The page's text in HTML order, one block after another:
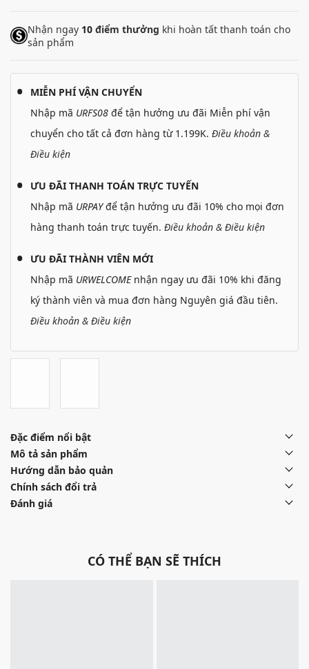
Nhận ngay 10 điểm thưởng khi hoàn tất thanh toán cho
sản phẩm
MIỄN PHÍ VẬN CHUYỂN
Nhập mã URFS08 để tận hưởng ưu đãi Miễn phí vận
chuyển cho tất cả đơn hàng từ 1.199K. Điều khoản &
Điều kiện
ƯU ĐÃI THANH TOÁN TRỰC TUYẾN
Nhập mã URPAYđể tận hưởng ưu đãi 10% cho mọi đơn
hàng thanh toán trực tuyến. Điều khoản & Điều kiện
ƯU ĐÃI THÀNH VIÊN MỚI
Nhập mã URWELCOMEnhận ngay ưu đãi 10% khi đăng
ký thành viên và mua đơn hàng Nguyên giá đầu tiên.
Điều khoản & Điều kiện
Đặc điểm nổi bật
Mô tả sản phẩm
Hướng dẫn bảo quản
Chính sách đổi trả
Đánh giá
CÓ THỂ BẠN SẼ THÍCH